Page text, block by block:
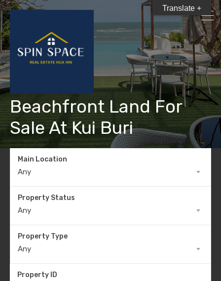
Beachfront Land For
Sale At Kui Buri
Main Location
Any
Property Status
Any
Property Type
Any
Property ID
Translate +